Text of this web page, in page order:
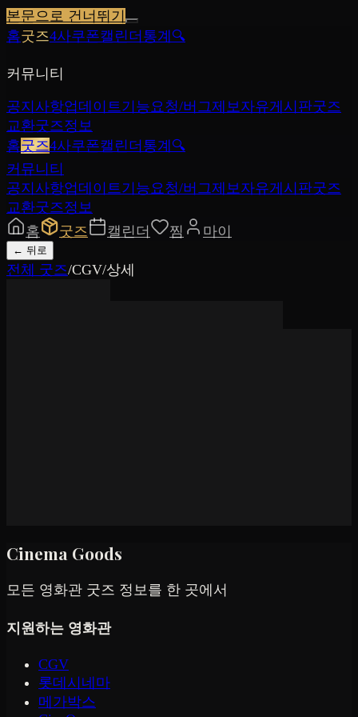
본문으로 건너뛰기
홈굿즈4사쿠폰캘린더 통계 🔍
커뮤니티
공지사항업데이트기능요청/버그제보자유게시판굿즈
교환굿즈정보
홈굿즈4사쿠폰캘린더 통계 🔍
커뮤니티
공지사항업데이트기능요청/버그제보자유게시판굿즈
교환굿즈정보
홈
굿즈 캘린더 찜 마이
← 뒤로
전체 굿즈/CGV/상세
Cinema Goods
모든 영화관 굿즈 정보를 한 곳에서
지원하는 영화관
CGV
롯데시네마
메가박스